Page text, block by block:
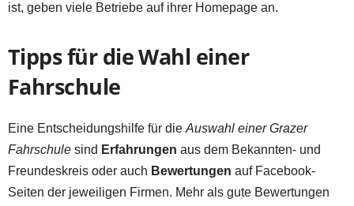
ist, geben viele Betriebe auf ihrer Homepage an.
Tipps für die Wahl einer
Fahrschule
Eine Entscheidungshilfe für die Auswahl einer Grazer
Fahrschule sind Erfahrungen aus dem Bekannten- und
Freundeskreis oder auch Bewertungen auf Facebook-
Seiten der jeweiligen Firmen. Mehr als gute Bewertungen